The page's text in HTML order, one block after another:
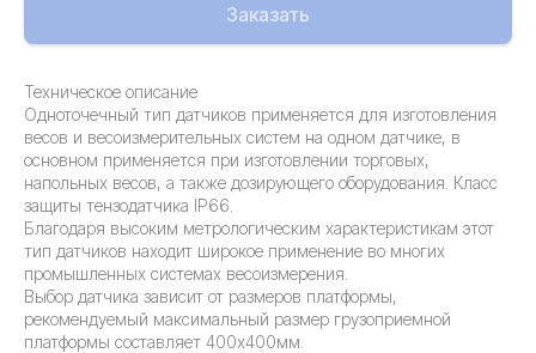
Заказать
Техническое описание
Одноточечный тип датчиков применяется для изготовления
весов и весоизмерительных систем на одном датчике, в
основном применяется при изготовлении торговых,
напольных весов, а также дозирующего оборудования. Класс
защиты тензодатчика IP66.
Благодаря высоким метрологическим характеристикам этот
тип датчиков находит широкое применение во многих
промышленных системах весоизмерения.
Выбор датчика зависит от размеров платформы,
рекомендуемый максимальный размер грузоприемной
платформы составляет 400х400мм.